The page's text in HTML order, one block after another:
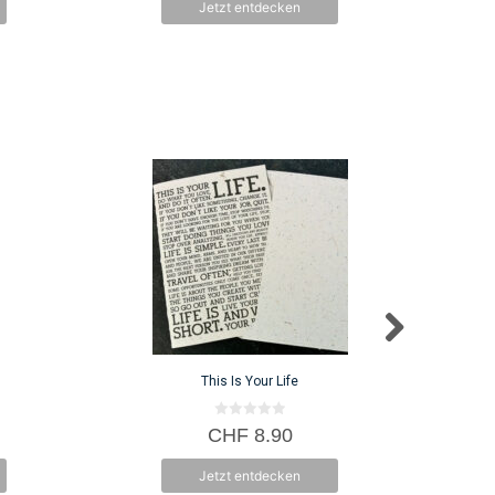
5
Jetzt entdecken
This Is Your Life
0
v
5
CHF8.90
Jetzt entdecken